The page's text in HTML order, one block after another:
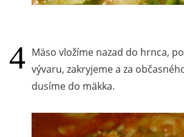
Mäso vložíme nazad do hrnca,
vývaru, zakryjeme a za
dusíme do mäkka.